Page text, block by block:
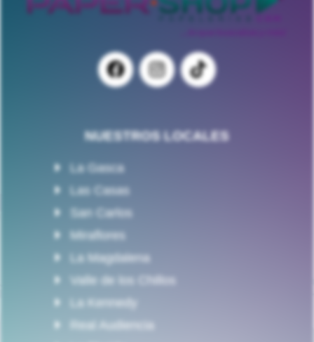
NUESTROS LOCALES
La Gasca
Las Casas
San Carlos
Miraflores
La Magdalena
Valle de los Chillos
La Kennedy
Real Audiencia